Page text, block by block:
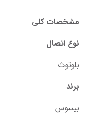
مشخصات کلی
نوع اتصال
بلوتوث
برند
بیسوس